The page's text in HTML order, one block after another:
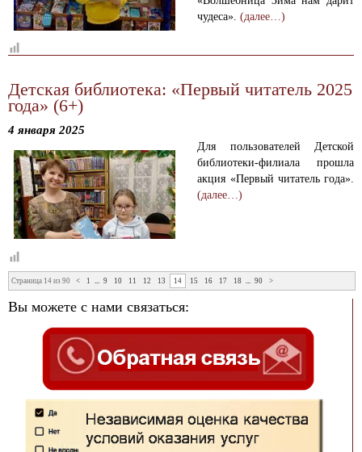
чудеса».(далее…)
Детская библиотека: «Первый читатель 2025
года» (6+)
4 января 2025
Для пользователей Детской
библиотеки-филиала прошла
акция «Первый читатель года».
(далее…)
Страница 14 из 90 < 1 9 10 11 12 13 14 15 16 17 18 90 >
Вы можете с нами связаться: